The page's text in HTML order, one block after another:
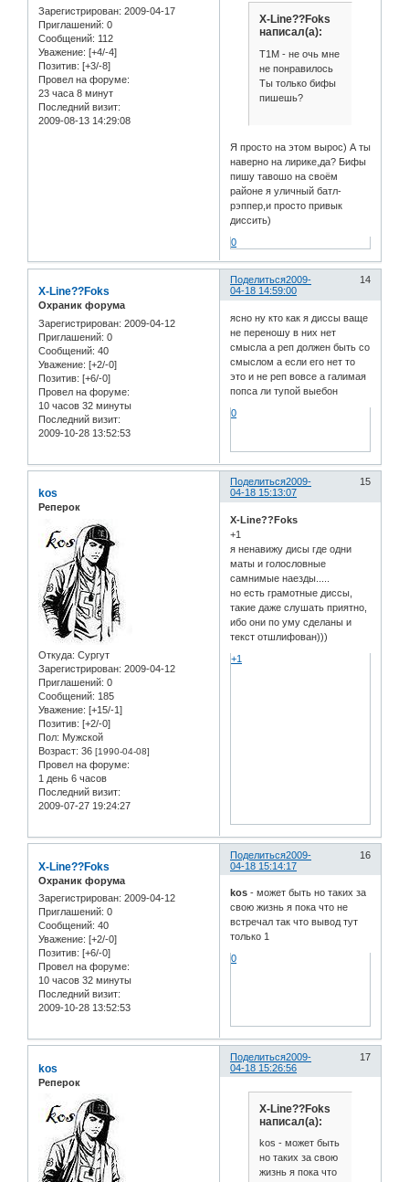
Зарегистрирован: 2009-04-17
Приглашений: 0
Сообщений: 112
Уважение: [+4/-4]
Позитив: [+3/-8]
Провел на форуме:
23 часа 8 минут
Последний визит:
2009-08-13 14:29:08
X-Line??Foks
написал(а):
T1M - не очь мне
не понравилось
Ты только бифы
пишешь?
Я просто на этом вырос) А ты
наверно на лирике,да? Бифы
пишу тавошо на своём
районе я уличный батл-
рэппер,и просто привык
диссить)
0
Поделиться 14
2009-
04-18 14:59:00
X-Line??Foks
Охраник форума
Зарегистрирован: 2009-04-12
Приглашений: 0
Сообщений: 40
Уважение: [+2/-0]
Позитив: [+6/-0]
Провел на форуме:
10 часов 32 минуты
Последний визит:
2009-10-28 13:52:53
ясно ну кто как я диссы ваще
не переношу в них нет
смысла а реп должен быть со
смыслом а если его нет то
это и не реп вовсе а галимая
попса ли тупой выебон
0
Поделиться 15
2009-
04-18 15:13:07
kos
Реперок
Откуда: Сургут
Зарегистрирован: 2009-04-12
Приглашений: 0
Сообщений: 185
Уважение: [+15/-1]
Позитив: [+2/-0]
Пол: Мужской
Возраст: 36 [1990-04-08]
Провел на форуме:
1 день 6 часов
Последний визит:
2009-07-27 19:24:27
X-Line??Foks
+1
я ненавижу дисы где одни
маты и голословные
самнимые наезды.....
но есть грамотные диссы,
такие даже слушать приятно,
ибо они по уму сделаны и
текст отшлифован)))
+1
Поделиться 16
2009-
04-18 15:14:17
X-Line??Foks
Охраник форума
Зарегистрирован: 2009-04-12
Приглашений: 0
Сообщений: 40
Уважение: [+2/-0]
Позитив: [+6/-0]
Провел на форуме:
10 часов 32 минуты
Последний визит:
2009-10-28 13:52:53
kos - может быть но таких за
свою жизнь я пока что не
встречал так что вывод тут
только 1
0
Поделиться 17
2009-
04-18 15:26:56
kos
Реперок
X-Line??Foks
написал(а):
kos - может быть
но таких за свою
жизнь я пока что